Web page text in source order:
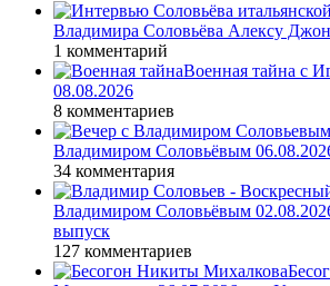
Владимира Соловьёва Алексу
1 комментарий
Военная тайна с
08.08.2026
8 комментариев
Владимиром Соловьёвым
34 комментария
Владимиром Соловьёвым
выпуск
127 комментариев